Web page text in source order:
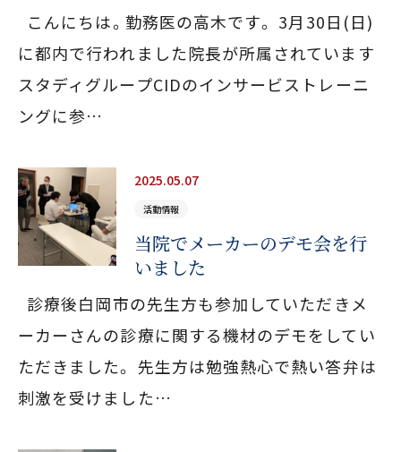
こんにちは。勤務医の高木です。 3月30日(日)
に都内で行われました院長が所属されています
スタディグループCIDのインサービストレーニ
ングに参…
2025.05.07
活動情報
当院でメーカーのデモ会を行
いました
診療後白岡市の先生方も参加していただきメ
ーカーさんの診療に関する機材のデモをしてい
ただきました。 先生方は勉強熱心で熱い答弁は
刺激を受けました…